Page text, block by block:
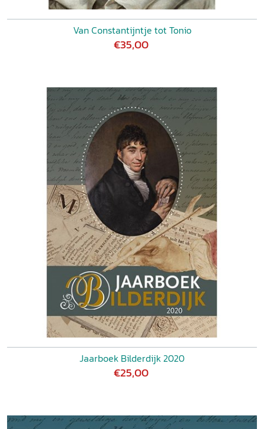
Van Constantijntje tot Tonio
€35,00
Jaarboek Bilderdijk 2020
€25,00